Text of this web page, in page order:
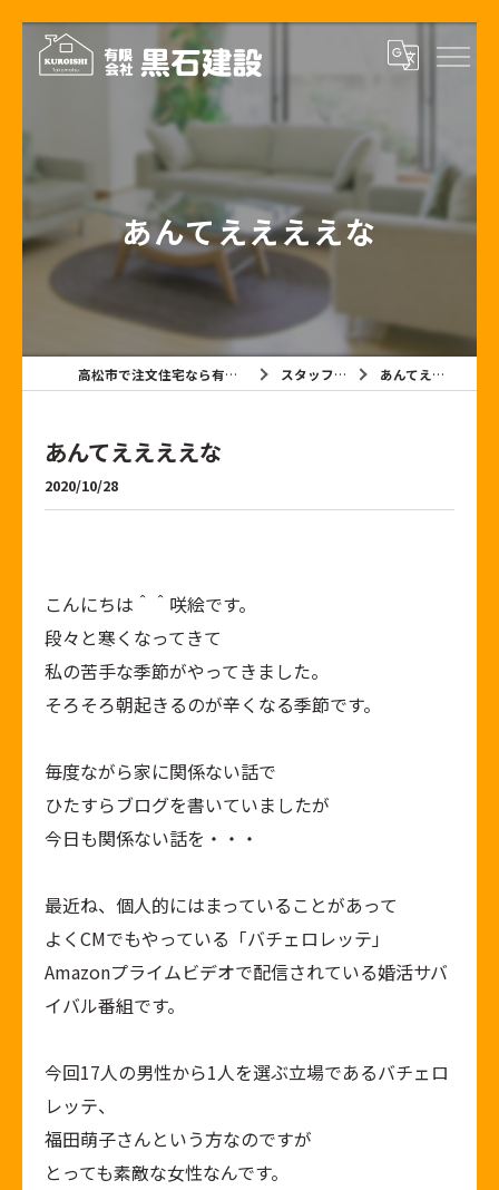
あんてええええな
高松市で注文住宅なら有限会社黒石建設 スタッフブログ あんてええええな
あんてええええな
2020/10/28
こんにちは＾＾咲絵です。
段々と寒くなってきて
私の苦手な季節がやってきました。
そろそろ朝起きるのが辛くなる季節です。
毎度ながら家に関係ない話で
ひたすらブログを書いていましたが
今日も関係ない話を・・・
最近ね、個人的にはまっていることがあって
よくCMでもやっている「バチェロレッテ」
Amazonプライムビデオで配信されている婚活サバ
イバル番組です。
今回17人の男性から1人を選ぶ立場であるバチェロ
レッテ、
福田萌子さんという方なのですが
とっても素敵な女性なんです。